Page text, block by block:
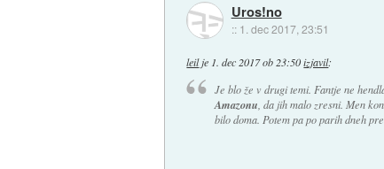
Uros!no
:: 1. dec 2017, 23:51
leilje 1. dec 2017 ob 23:50 izjavil:
Je blo že v drugi temi. Fantje ne
Amazonu , da jih malo zresni. Men
bilo doma. Potem pa po parih dneh